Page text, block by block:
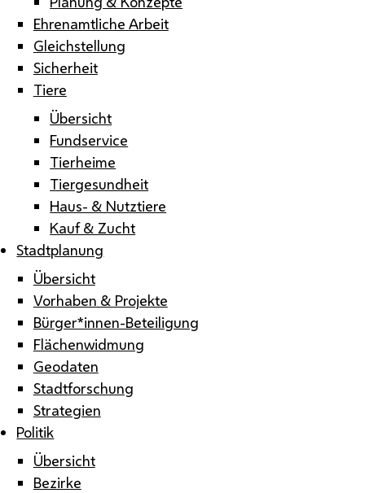
Ehrenamtliche Arbeit
Gleichstellung
Sicherheit
Tiere
Übersicht
Fundservice
Tierheime
Tiergesundheit
Haus- & Nutztiere
Kauf & Zucht
Stadtplanung
Übersicht
Vorhaben & Projekte
Bürger*innen-Beteiligung
Flächenwidmung
Geodaten
Stadtforschung
Strategien
Politik
Übersicht
Bezirke